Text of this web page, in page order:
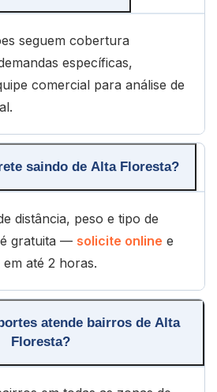
seguem cobertura
específicas,
comercial para análise de
saindo de Alta Floresta?
distância, peso e tipo de
gratuita — solicite online e
até 2 horas.
atende bairros de Alta
Floresta?